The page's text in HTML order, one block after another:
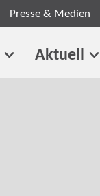
Presse & Medien
Aktuell